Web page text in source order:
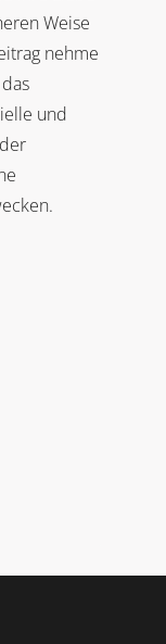
Weise
nehme
und